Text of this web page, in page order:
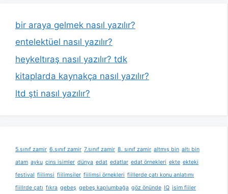
bir araya gelmek nasıl yazılır?
entelektüel nasıl yazılır?
heykeltıraş nasıl yazılır? tdk
kitaplarda kaynakça nasıl yazılır?
ltd şti nasıl yazılır?
5.sınıf zamir 6.sınıf zamir 7.sınıf zamir 8. sınıf zamir altmış bin altı bin
atam ayku cins isimler dünya edat edatlar edat örnekleri ekte ekteki
festival fiilimsi fiilimsiler fiilimsi örnekleri fiillerde çatı konu anlatımı
fiillrde çatı fıkra gebeş gebeş kaplumbağa göz önünde IQ isim fiiler